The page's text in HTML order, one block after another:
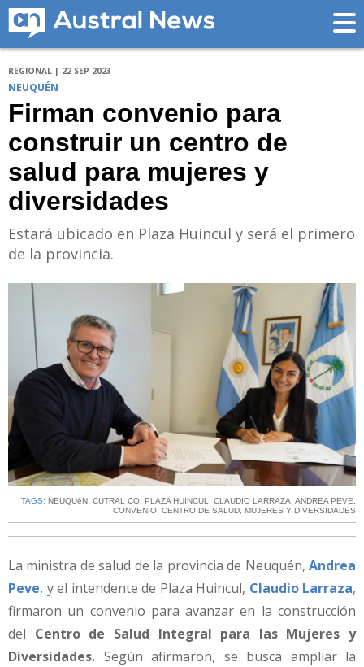
REGIONAL | 22 SEP 2023
NEUQUÉN
Firman convenio para
construir un centro de
salud para mujeres y
diversidades
Estará ubicado en Plaza Huincul y será el primero
de la provincia.
TAGS: NEUQUéN, CUTRAL CO, PLAZA HUINCUL, CLAUDIO LARRAZA, ANDREA PEVE,
CONVENIO, CENTRO DE SALUD, MUJERES Y DIVERSIDADES
La ministra de salud de la provincia de Neuquén, Andrea
Peve, y el intendente de Plaza Huincul, Claudio Larraza,
firmaron un convenio para avanzar en la construcción
del Centro de Salud Integral para las Mujeres y
Diversidades. Según afirmaron, se busca ampliar la